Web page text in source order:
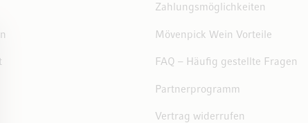
Zahlungsmöglichkeiten
Mövenpick Wein Vorteile
FAQ – Häufig gestellte Fragen
Partnerprogramm
Vertrag widerrufen